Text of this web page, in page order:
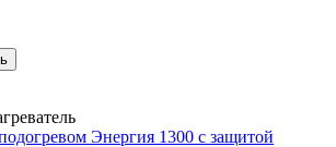
Энергия 1300 с защитой